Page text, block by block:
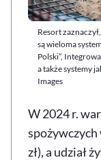
Resort
są wieloma
Polski”,
a także systemy
Images
W 2024 r.
spożywczych
zł), a udział